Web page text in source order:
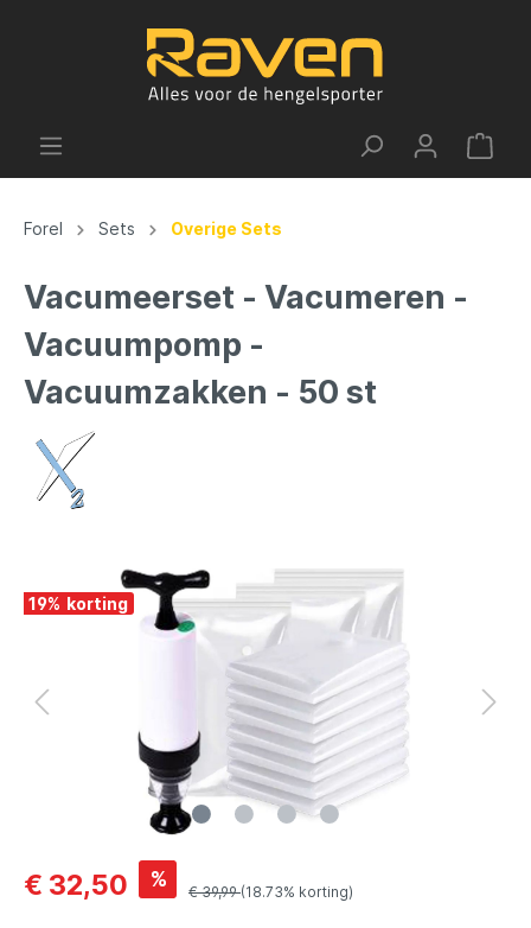
Forel Sets Overige Sets
Vacumeerset - Vacumeren -
Vacuumpomp -
Vacuumzakken - 50 st
19%
€ 32,50 %
€ 39,99(18.73% korting)